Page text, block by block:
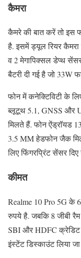
कैमरा
कैमरे की बात करें तो इस
है. इसमें ड्यूल रियर
व 2 मेगापिक्सल डेप्थ
बैटरी दी गई है जो 33W
फोन में कनेक्टिविटी के
ब्लूटूथ 5.1, GNSS और
मिलते हैं. फोन ऐंड्रॉयड
3.5 MM हेडफोन जैक
लिए फिंगरप्रिंट सेंसर दिए
कीमत
Realme 10 Pro 5G के
रुपये है. जबकि 8 जीबी
SBI और HDFC क्रेडिट
इंस्टेंट डिस्काउंट लिया